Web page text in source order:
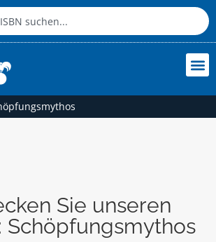
Sie unseren
Schöpfungsmythos